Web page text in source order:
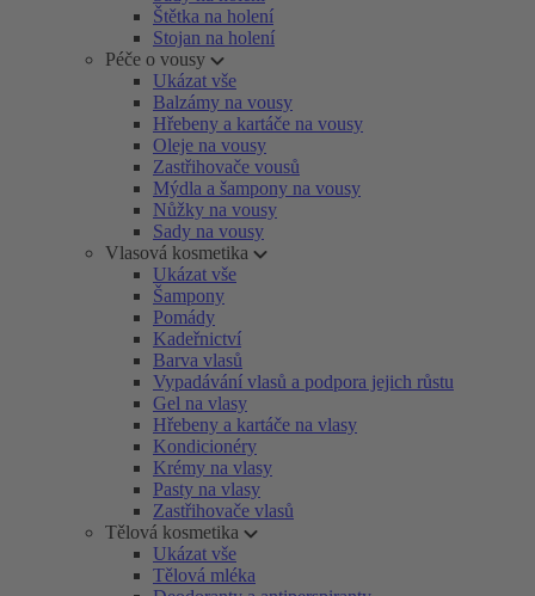
Štětka na holení
Stojan na holení
Péče o vousy
Ukázat vše
Balzámy na vousy
Hřebeny a kartáče na vousy
Oleje na vousy
Zastřihovače vousů
Mýdla a šampony na vousy
Nůžky na vousy
Sady na vousy
Vlasová kosmetika
Ukázat vše
Šampony
Pomády
Kadeřnictví
Barva vlasů
Vypadávání vlasů a podpora jejich růstu
Gel na vlasy
Hřebeny a kartáče na vlasy
Kondicionéry
Krémy na vlasy
Pasty na vlasy
Zastřihovače vlasů
Tělová kosmetika
Ukázat vše
Tělová mléka